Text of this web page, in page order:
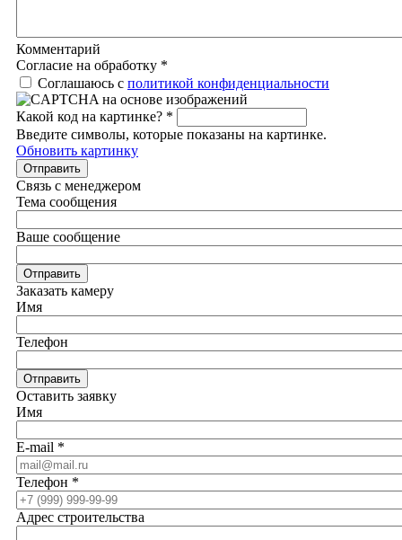
Комментарий
Согласие на обработку *
Соглашаюсь с политикой конфиденциальности
Какой код на картинке? *
Введите символы, которые показаны на картинке.
Обновить картинку
Отправить
Связь с менеджером
Тема сообщения
Ваше сообщение
Отправить
Заказать камеру
Имя
Телефон
Отправить
Оставить заявку
Имя
E-mail *
Телефон *
Адрес строительства